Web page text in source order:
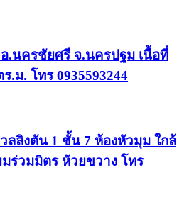
.นครชัยศรี จ.นครปฐม เนื้อที่
.ม. โทร 0935593244
ลลิงตัน 1 ชั้น 7 ห้องหัวมุม ใกล้
ร่วมมิตร ห้วยขวาง โทร